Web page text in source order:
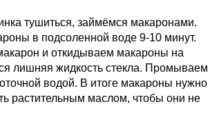
тушиться, займёмся макаронами.
в подсоленной воде 9-10 минут.
и откидываем макароны на
лишняя жидкость стекла. Промываем
водой. В итоге макароны нужно
растительным маслом, чтобы они не